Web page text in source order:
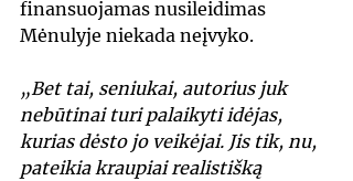
finansuojamas nusileidimas
Mėnulyje niekada neįvyko.
„Bet tai, seniukai, autorius juk
nebūtinai turi palaikyti idėjas,
kurias dėsto jo veikėjai. Jis tik, nu,
pateikia kraupiai realistišką